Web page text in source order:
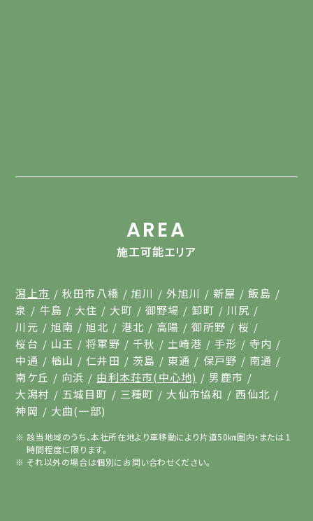
AREA
施工可能エリア
潟上市 秋田市八橋 旭川 外旭川 新屋
飯島
泉
牛島 大住 大町 御野場 卸町
川尻
川元
旭南 旭北 港北 高陽 御所野
桜
桜台
山王 将軍野 千秋 土崎港 手形
寺内
中通
楢山 仁井田 茨島 東通 保戸野
南通
南ケ丘
向浜 由利本荘市(中心地)
男鹿市
大潟村
五城目町 三種町 大仙市協和
西仙北
神岡
大曲(一部)
該当地域のうち、本社所在地より車移動により片道50㎞圏内・または１
時間程度に限ります。
それ以外の場合は個別にお問い合わせください。